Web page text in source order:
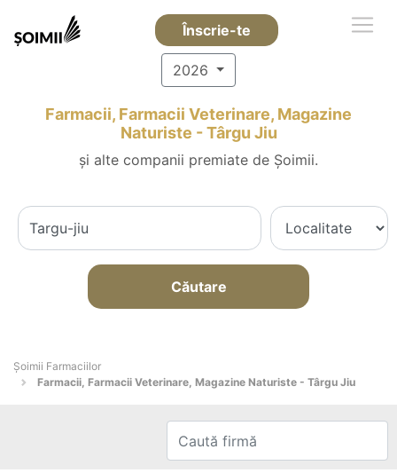
Înscrie-te
2026
Farmacii, Farmacii Veterinare, Magazine
Naturiste - Târgu Jiu
și alte companii premiate de Șoimii.
Căutare
Şoimii Farmaciilor
Farmacii, Farmacii Veterinare, Magazine Naturiste - Târgu Jiu